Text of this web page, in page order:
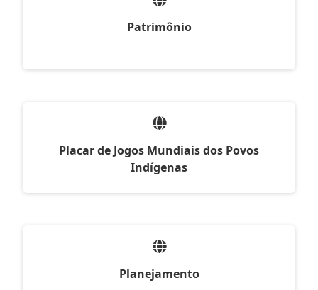
Patrimônio
Placar de Jogos Mundiais dos Povos
Indígenas
Planejamento